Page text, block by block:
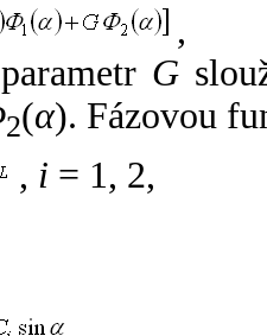
,
G
2(α). Fázovou
, i = 1, 2,